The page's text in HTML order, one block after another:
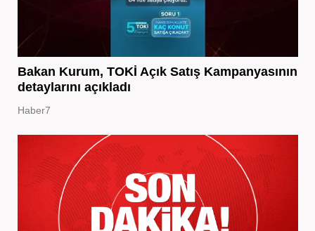
Bakan Kurum, TOKİ Açık Satış Kampanyasının
detaylarını açıkladı
Haber7